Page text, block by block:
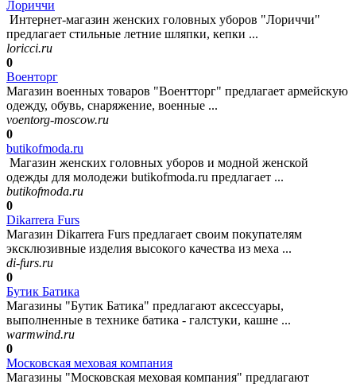
Лориччи
Интернет-магазин женских головных уборов "Лориччи"
предлагает стильные летние шляпки, кепки ...
loricci.ru
0
Военторг
Магазин военных товаров "Воентторг" предлагает армейскую
одежду, обувь, снаряжение, военные ...
voentorg-moscow.ru
0
butikofmoda.ru
Магазин женских головных уборов и модной женской
одежды для молодежи butikofmoda.ru предлагает ...
butikofmoda.ru
0
Dikarrera Furs
Магазин Dikarrera Furs предлагает своим покупателям
эксклюзивные изделия высокого качества из меха ...
di-furs.ru
0
Бутик Батика
Магазины "Бутик Батика" предлагают аксессуары,
выполненные в технике батика - галстуки, кашне ...
warmwind.ru
0
Московская меховая компания
Магазины "Московская меховая компания" предлагают